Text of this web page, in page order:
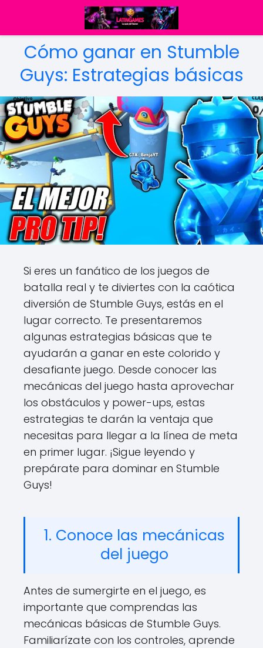
Cómo ganar en Stumble
Guys: Estrategias básicas
Si eres un fanático de los juegos de
batalla real y te diviertes con la caótica
diversión de Stumble Guys, estás en el
lugar correcto. Te presentaremos
algunas estrategias básicas que te
ayudarán a ganar en este colorido y
desafiante juego. Desde conocer las
mecánicas del juego hasta aprovechar
los obstáculos y power-ups, estas
estrategias te darán la ventaja que
necesitas para llegar a la línea de meta
en primer lugar. ¡Sigue leyendo y
prepárate para dominar en Stumble
Guys!
1. Conoce las mecánicas
del juego
Antes de sumergirte en el juego, es
importante que comprendas las
mecánicas básicas de Stumble Guys.
Familiarízate con los controles, aprende